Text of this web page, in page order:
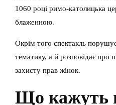
1060 році римо-католицька
блаженною.
Окрім того спектакль
тематику, а й розповідає про
захисту прав жінок.
Що кажуть